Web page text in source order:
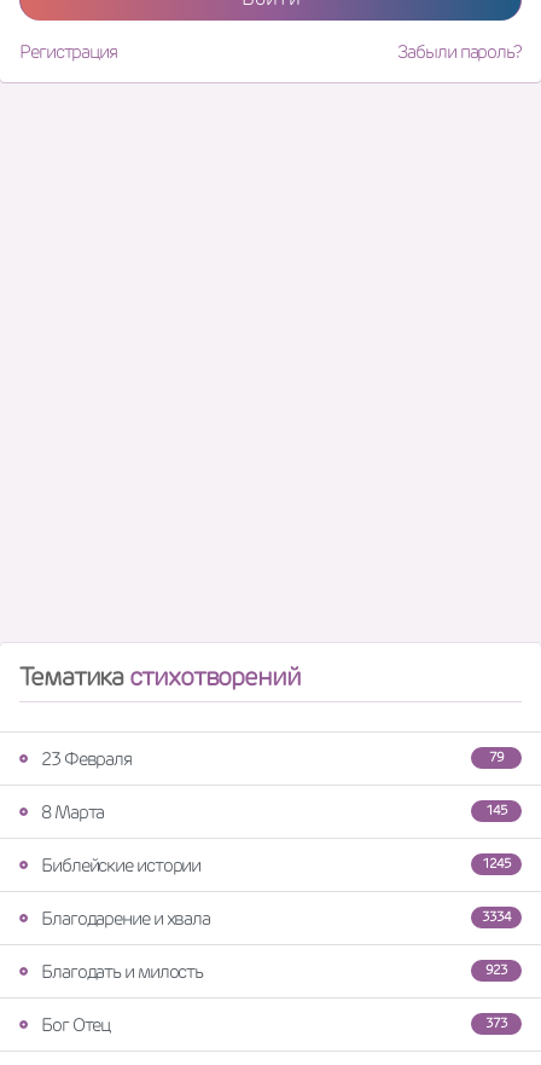
Регистрация Забыли пароль?
Тематикастихотворений
79
23 Февраля
145
8 Марта
1245
Библейские истории
3334
Благодарение и хвала
923
Благодать и милость
373
Бог Отец